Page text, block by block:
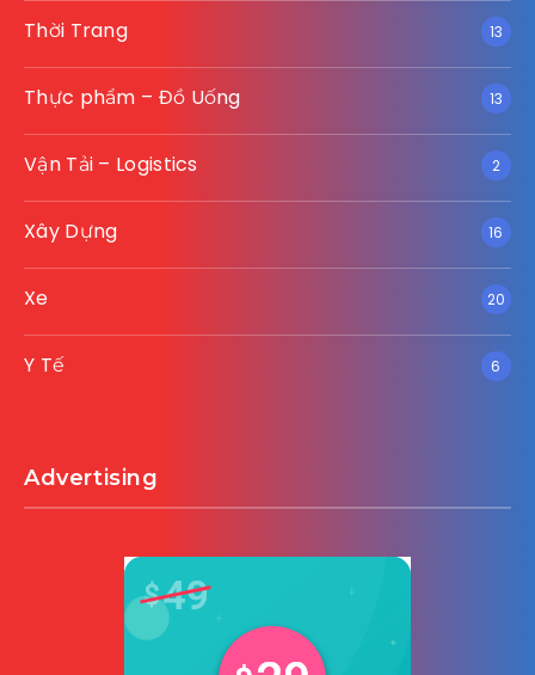
Thời Trang 13
Thực phẩm – Đồ Uống 13
Vận Tải – Logistics 2
Xây Dựng 16
Xe 20
Y Tế 6
Advertising